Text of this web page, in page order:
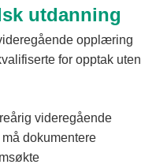
utdanning
opplæring
for opptak uten
videregående
dokumentere